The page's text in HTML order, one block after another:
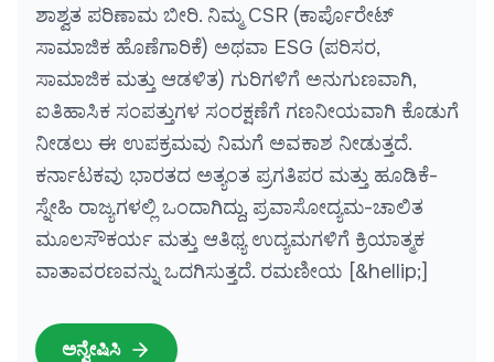
ಶಾಶ್ವತ ಪರಿಣಾಮ ಬೀರಿ. ನಿಮ್ಮ CSR (ಕಾರ್ಪೊರೇಟ್
ಸಾಮಾಜಿಕ ಹೊಣೆಗಾರಿಕೆ) ಅಥವಾ ESG (ಪರಿಸರ,
ಸಾಮಾಜಿಕ ಮತ್ತು ಆಡಳಿತ) ಗುರಿಗಳಿಗೆ ಅನುಗುಣವಾಗಿ,
ಐತಿಹಾಸಿಕ ಸಂಪತ್ತುಗಳ ಸಂರಕ್ಷಣೆಗೆ ಗಣನೀಯವಾಗಿ ಕೊಡುಗೆ
ನೀಡಲು ಈ ಉಪಕ್ರಮವು ನಿಮಗೆ ಅವಕಾಶ ನೀಡುತ್ತದೆ.
ಕರ್ನಾಟಕವು ಭಾರತದ ಅತ್ಯಂತ ಪ್ರಗತಿಪರ ಮತ್ತು ಹೂಡಿಕೆ-
ಸ್ನೇಹಿ ರಾಜ್ಯಗಳಲ್ಲಿ ಒಂದಾಗಿದ್ದು, ಪ್ರವಾಸೋದ್ಯಮ-ಚಾಲಿತ
ಮೂಲಸೌಕರ್ಯ ಮತ್ತು ಆತಿಥ್ಯ ಉದ್ಯಮಗಳಿಗೆ ಕ್ರಿಯಾತ್ಮಕ
ವಾತಾವರಣವನ್ನು ಒದಗಿಸುತ್ತದೆ. ರಮಣೀಯ [&hellip;]
ಅನ್ವೇಷಿಸಿ